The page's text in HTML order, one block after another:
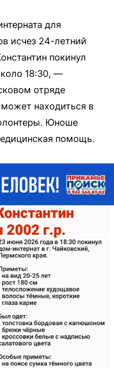
для
исчез 24-летний
покинул
18:30, —
отряде
находиться в
Юноше
помощь.